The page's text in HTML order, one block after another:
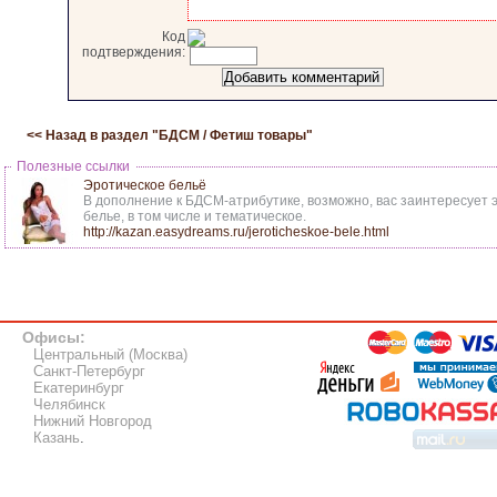
Код
подтверждения:
<< Назад в раздел " БДСМ / Фетиш товары"
Полезные ссылки
Эротическое бельё
В дополнение к БДСМ-атрибутике, возможно, вас заинтересует
белье, в том числе и тематическое.
http://kazan.easydreams.ru/jeroticheskoe-bele.html
Офисы:
Центральный (Москва)
Санкт-Петербург
Екатеринбург
Челябинск
Нижний Новгород
Казань.